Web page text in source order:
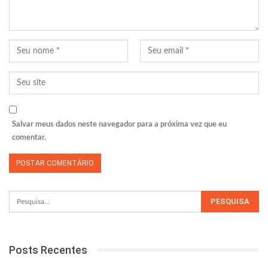
Salvar meus dados neste navegador para a próxima vez que eu
comentar.
Posts Recentes